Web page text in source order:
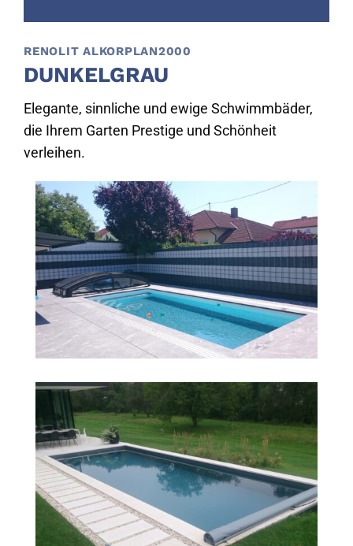
RENOLIT ALKORPLAN2000
DUNKELGRAU
Elegante, sinnliche und ewige Schwimmbäder,
die Ihrem Garten Prestige und Schönheit
verleihen.